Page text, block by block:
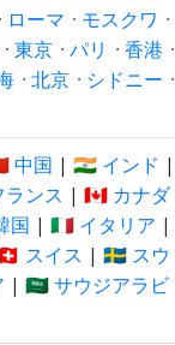
· ローマ · モスクワ ·
· 東京 · パリ · 香港 ·
· 北京 · シドニー ·
中国 | 🇮🇳 インド |
ンス | 🇨🇦 カナダ
国 | 🇮🇹 イタリア |
🇨🇭 スイス | 🇸🇪 スウ
| 🇸🇦 サウジアラビ